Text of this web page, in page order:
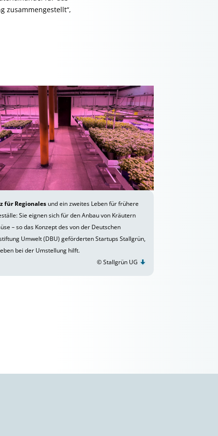
zusammengestellt“,
für Regionales und ein zweites Leben für frühere
Sie eignen sich für den Anbau von Kräutern
– so das Konzept des von der Deutschen
Umwelt (DBU) geförderten Startups Stallgrün,
bei der Umstellung hilft.
© Stallgrün UG